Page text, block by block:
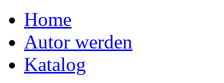
Home
Autor werden
Katalog